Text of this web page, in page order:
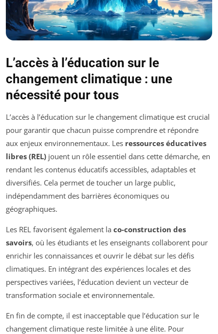
L’accès à l’éducation sur le
changement climatique : une
nécessité pour tous
L’accès à l’éducation sur le changement climatique est crucial
pour garantir que chacun puisse comprendre et répondre
aux enjeux environnementaux. Les ressources éducatives
libres (REL) jouent un rôle essentiel dans cette démarche, en
rendant les contenus éducatifs accessibles, adaptables et
diversifiés. Cela permet de toucher un large public,
indépendamment des barrières économiques ou
géographiques.
Les REL favorisent également la co-construction des
savoirs, où les étudiants et les enseignants collaborent pour
enrichir les connaissances et ouvrir le débat sur les défis
climatiques. En intégrant des expériences locales et des
perspectives variées, l’éducation devient un vecteur de
transformation sociale et environnementale.
En fin de compte, il est inacceptable que l’éducation sur le
changement climatique reste limitée à une élite. Pour